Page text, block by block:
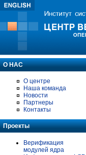
О НАС
О центре
Наша команда
Новости
Партнеры
Контакты
Проекты
Верификация
модулей ядра